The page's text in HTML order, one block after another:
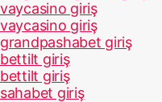
vaycasino giriş
vaycasino giriş
grandpashabet giriş
bettilt giriş
bettilt giriş
sahabet giriş